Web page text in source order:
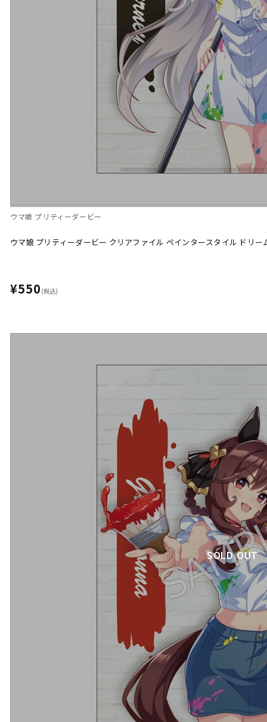
ウマ娘 プリティーダービー
ウマ娘 プリティーダービー クリアファイル ペインタースタイル ドリー
¥550 (税込)
SOLD OUT